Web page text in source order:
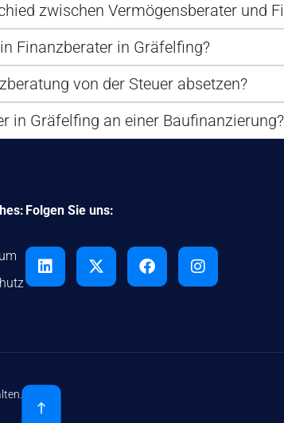
zwischen Vermögensberater und
Finanzberater in Gräfelfing?
von der Steuer absetzen?
in Gräfelfing an einer Baufinanzierung?
Folgen Sie uns: